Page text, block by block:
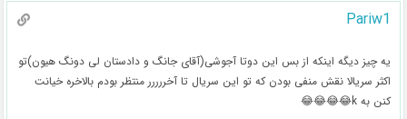
Pariw1
یه چیز دیگه اینکه از بس این دوتا آجوشی(آقای جانگ و دادستان لی دونگ هیون)تو
اکثر سریالا نقش منفی بودن که تو این سریال تا آخررررر منتظر بودم بالاخره خیانت
کنن به k😂😂😂😂